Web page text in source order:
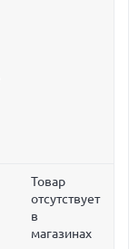
Товар
отсутствует
в
магазинах